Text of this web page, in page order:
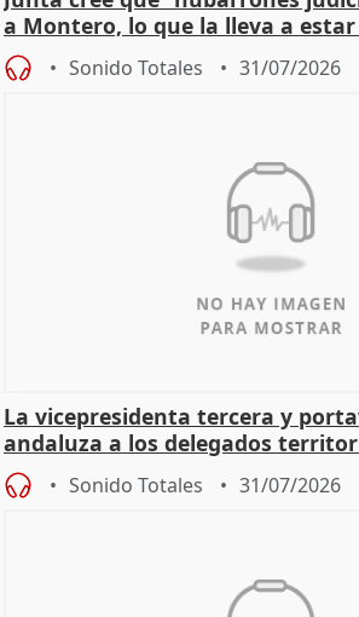
a Montero, lo que la lleva a
Sonido Totales 31/07/2026
La vicepresidenta tercera y
andaluza a los delegados
Sonido Totales 31/07/2026